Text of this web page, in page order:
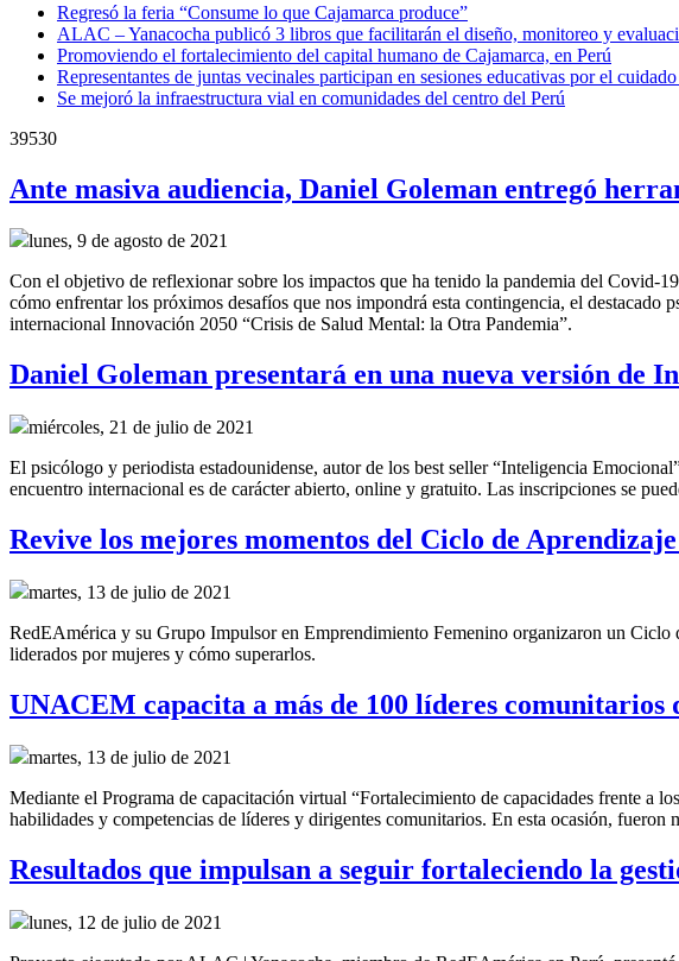
Regresó la feria “Consume lo que Cajamarca produce”
ALAC – Yanacocha publicó 3 libros que facilitarán el diseño, monitoreo y
Promoviendo el fortalecimiento del capital humano de Cajamarca, en Perú
Representantes de juntas vecinales participan en sesiones educativas por el
Se mejoró la infraestructura vial en comunidades del centro del Perú
39530
Ante masiva audiencia, Daniel Goleman entregó
lunes, 9 de agosto de 2021
Con el objetivo de reflexionar sobre los impactos que ha tenido la pandemia del Covid-
cómo enfrentar los próximos desafíos que nos impondrá esta contingencia, el
internacional Innovación 2050 “Crisis de Salud Mental: la Otra Pandemia”.
Daniel Goleman presentará en una nueva versión de
miércoles, 21 de julio de 2021
El psicólogo y periodista estadounidense, autor de los best seller “Inteligencia
encuentro internacional es de carácter abierto, online y gratuito. Las inscripciones se
Revive los mejores momentos del Ciclo de
martes, 13 de julio de 2021
RedEAmérica y su Grupo Impulsor en Emprendimiento Femenino organizaron un
liderados por mujeres y cómo superarlos.
UNACEM capacita a más de 100 líderes
martes, 13 de julio de 2021
Mediante el Programa de capacitación virtual “Fortalecimiento de capacidades frente
habilidades y competencias de líderes y dirigentes comunitarios. En esta ocasión,
Resultados que impulsan a seguir fortaleciendo la
lunes, 12 de julio de 2021